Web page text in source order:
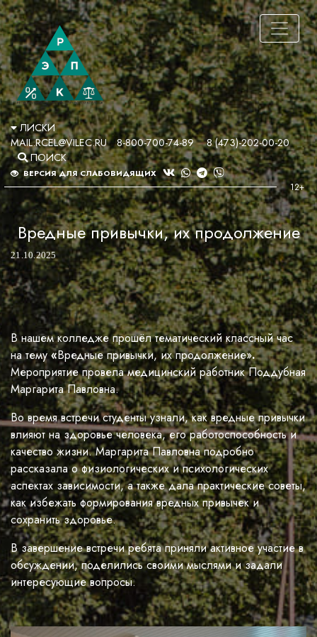
ЛИСКИ
MAIL.RCEL@VILEC.RU
8-800-700-74-89
8 (473)-202-00-20
ПОИСК
ВЕРСИЯ ДЛЯ СЛАБОВИДЯЩИХ
Вредные привычки, их продолжение
21.10.2025
В нашем колледже прошёл тематический классный час
на тему«Вредные привычки, их продолжение».
Мероприятие провела медицинский работник Поддубная
Маргарита Павловна.
Во время встречи студенты узнали, как вредные привычки
влияют на здоровье человека, его работоспособность и
качество жизни. Маргарита Павловна подробно
рассказала о физиологических и психологических
аспектах зависимости, а также дала практические советы,
как избежать формирования вредных привычек и
сохранить здоровье.
В завершение встречи ребята приняли активное участие в
обсуждении, поделились своими мыслями и задали
интересующие вопросы.